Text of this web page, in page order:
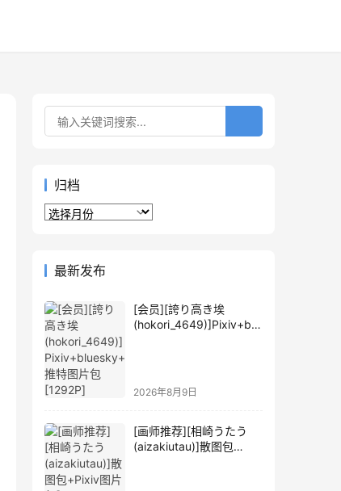
归档
归
最新发布
[会员][誇り高き埃
(hokori_4649)]Pixiv+blu
2026年8月9日
[画师推荐][相崎うたう
(aizakiutau)]散图包